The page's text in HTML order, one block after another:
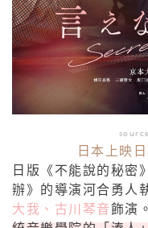
日本上映
日版《不能說的秘密
辦》的導演河合勇人
大我、古川琴音飾演。